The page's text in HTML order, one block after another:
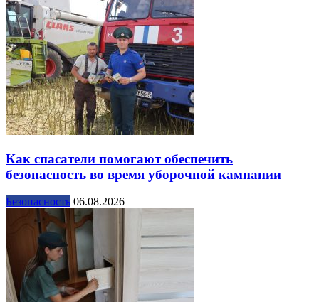
Как спасатели помогают обеспечить
безопасность во время уборочной кампании
Безопасность 06.08.2026